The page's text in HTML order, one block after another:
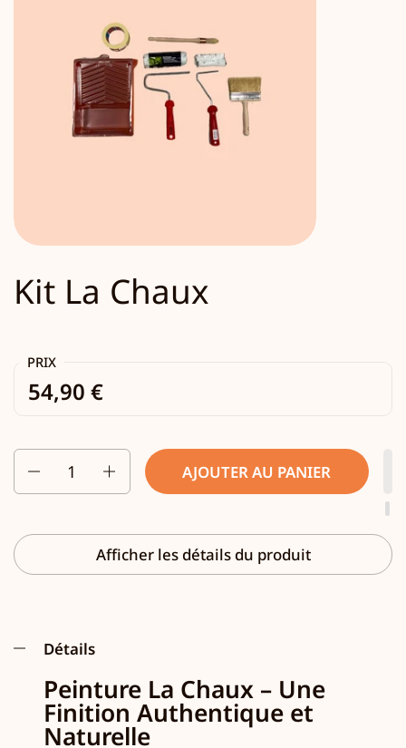
Kit La Chaux
PRIX
54,90 €
AJOUTER AU PANIER
Afficher les détails du produit
Détails
Peinture La Chaux – Une
Finition Authentique et
Naturelle